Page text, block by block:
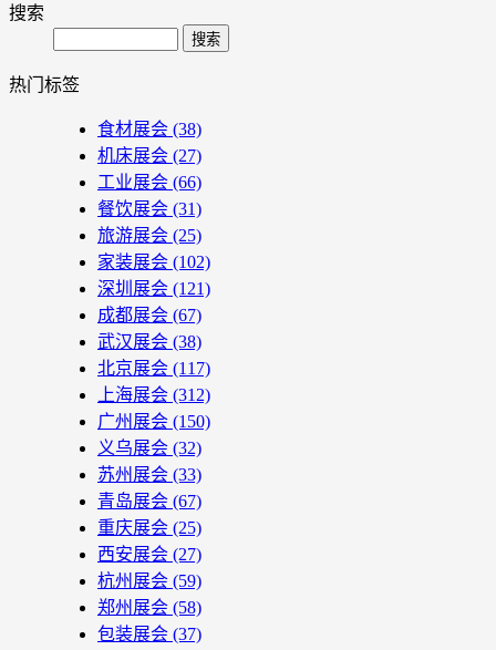
搜索
Search
热门标签
食材展会 (38)
机床展会 (27)
工业展会 (66)
餐饮展会 (31)
旅游展会 (25)
家装展会 (102)
深圳展会 (121)
成都展会 (67)
武汉展会 (38)
北京展会 (117)
上海展会 (312)
广州展会 (150)
义乌展会 (32)
苏州展会 (33)
青岛展会 (67)
重庆展会 (25)
西安展会 (27)
杭州展会 (59)
郑州展会 (58)
包装展会 (37)